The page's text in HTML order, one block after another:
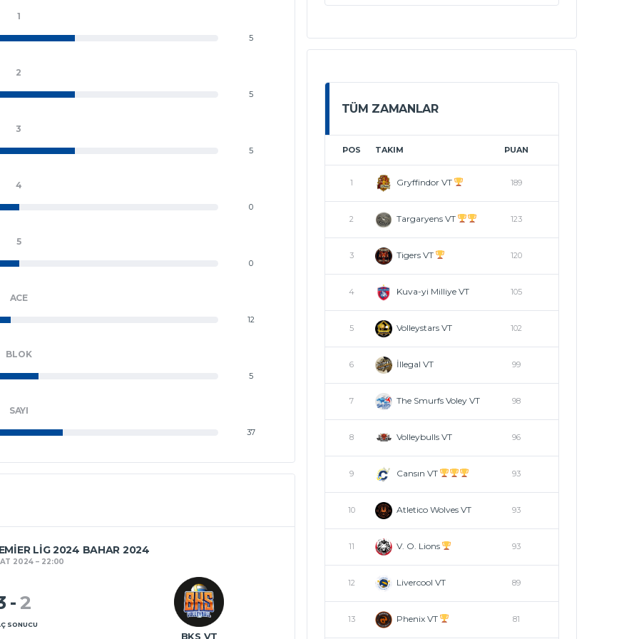
1
5
2
5
3
5
4
0
5
0
ACE
12
BLOK
5
SAYI
37
LIG 2024 BAHAR 2024
2024 22:00
BKS VT
-2
SONUCU
TÜM ZAMANLAR
POS TAKIM PUAN
1 Gryffindor VT 189
2 Targaryens VT 123
3 Tigers VT 120
4 Kuva-yi Milliye VT 105
5 Volleystars VT 102
6 İllegal VT 99
7 The Smurfs Voley VT 98
8 Volleybulls VT 96
9 Cansın VT 93
10 Atletico Wolves VT 93
11 V. O. Lions 93
12 Livercool VT 89
13 Phenix VT 81